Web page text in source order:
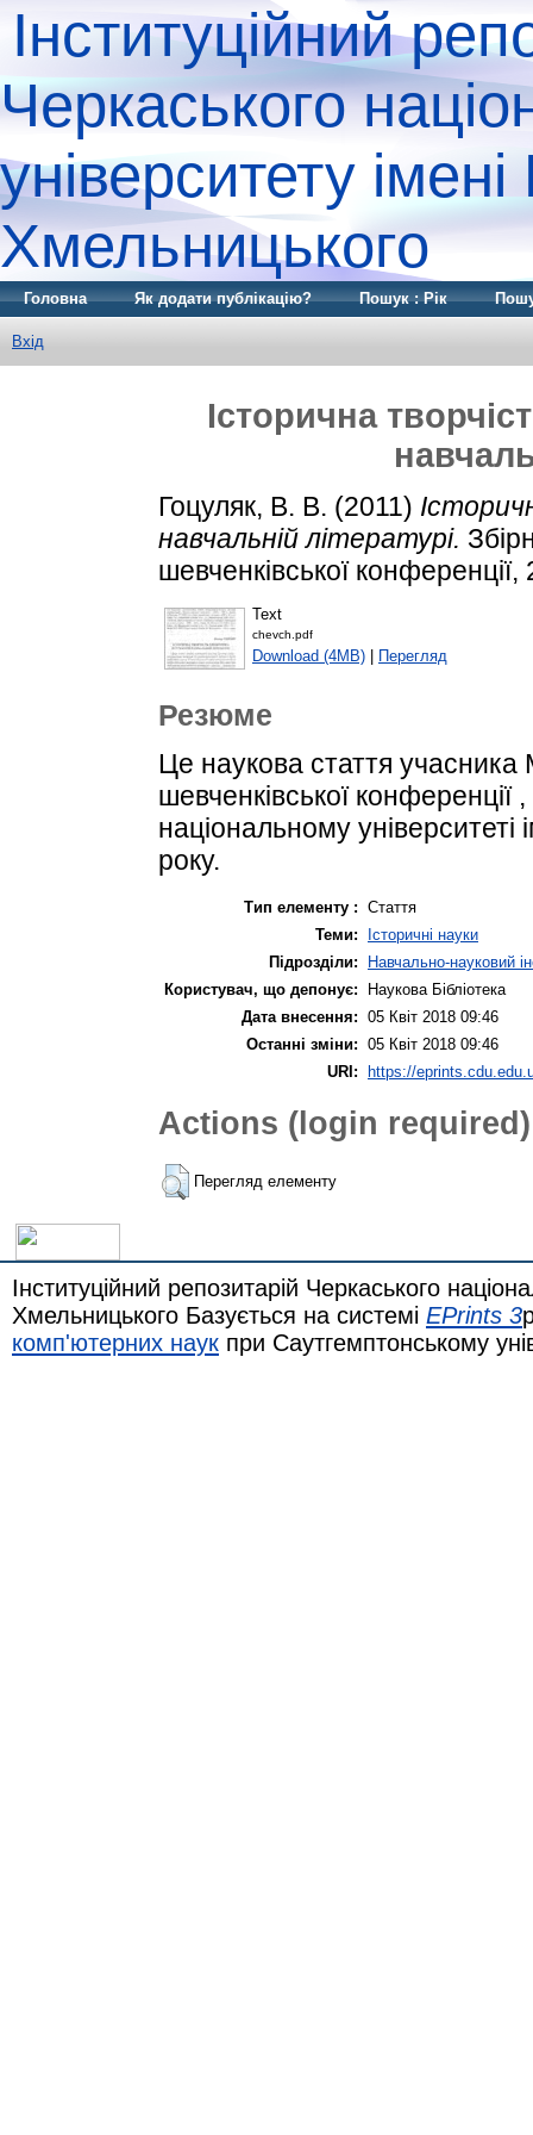
Інституційний
Черкаського
університету
Хмельницького
Головна Як додати публікацію? Пошук : Рік
Вхід
Історична
Гоцуляк, В. В. (2011)
навчальній літературі.
шевченківської
Text
chevch.pdf
Download (4MB) Перегляд
Резюме
Це наукова стаття учасника
шевченківської
національному
року.
Тип елементу : Стаття
Теми:
Історичні науки
Підрозділи:
Навчально-науковий
Користувач, що депонує:
Наукова Бібліотека
Дата внесення: 05 Квіт 2018 09:46
Останні зміни: 05 Квіт 2018 09:46
URI: https://
Actions (login required)
Перегляд елементу
Інституційний репозитарій Черкаського
Хмельницького Базується на системі EPrints 3
комп'ютерних наук при Саутгемптонському